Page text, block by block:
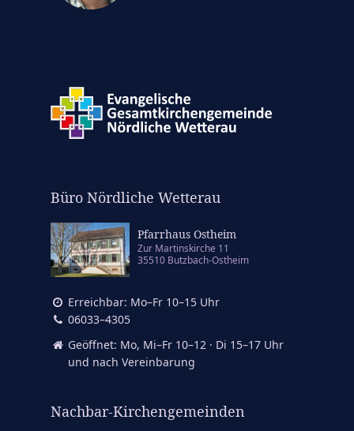
Büro Nördliche Wetterau
Pfarrhaus Ostheim
Zur Martinskirche 11
35510 Butzbach-Ostheim
Erreichbar: Mo–Fr 10–15 Uhr
06033–4305
Geöffnet: Mo, Mi–Fr 10–12 · Di 15–17 Uhr
und nach Vereinbarung
Nachbar-Kirchengemeinden